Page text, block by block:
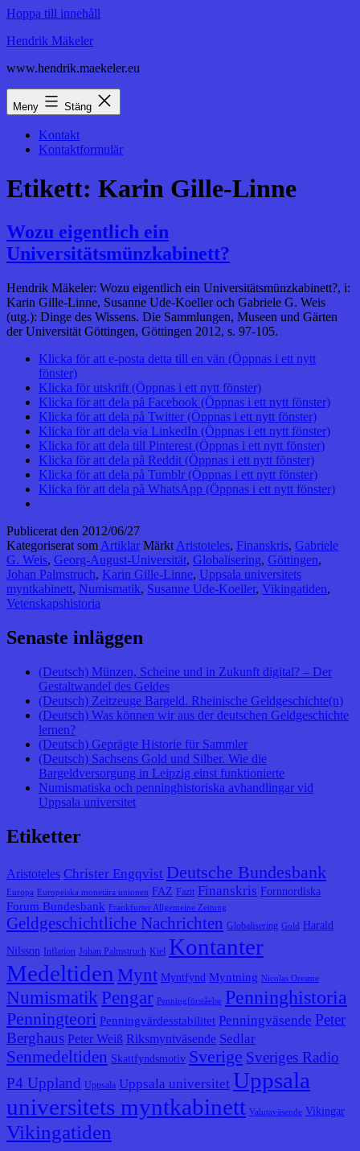
Hoppa till innehåll
Hendrik Mäkeler
www.hendrik.maekeler.eu
Meny Stäng
Kontakt
Kontaktformulär
Etikett: Karin Gille-Linne
Wozu eigentlich ein
Universitätsmünzkabinett?
Hendrik Mäkeler: Wozu eigentlich ein Universitätsmünzkabinett?, i:
Karin Gille-Linne, Susanne Ude-Koeller och Gabriele G. Weis
(utg.): Dinge des Wissens. Die Sammlungen, Museen und Gärten
der Universität Göttingen, Göttingen 2012, s. 97-105.
Klicka för att e-posta detta till en vän (Öppnas i ett nytt
fönster)
Klicka för utskrift (Öppnas i ett nytt fönster)
Klicka för att dela på Facebook (Öppnas i ett nytt fönster)
Klicka för att dela på Twitter (Öppnas i ett nytt fönster)
Klicka för att dela via LinkedIn (Öppnas i ett nytt fönster)
Klicka för att dela till Pinterest (Öppnas i ett nytt fönster)
Klicka för att dela på Reddit (Öppnas i ett nytt fönster)
Klicka för att dela på Tumblr (Öppnas i ett nytt fönster)
Klicka för att dela på WhatsApp (Öppnas i ett nytt fönster)
Publicerat den 2012/06/27
Kategoriserat som Artiklar Märkt Aristoteles, Finanskris, Gabriele
G. Weis, Georg-August-Universität, Globalisering, Göttingen,
Johan Palmstruch, Karin Gille-Linne, Uppsala universitets
myntkabinett, Numismatik, Susanne Ude-Koeller, Vikingatiden,
Vetenskapshistoria
Senaste inläggen
(Deutsch) Münzen, Scheine und in Zukunft digital? – Der
Gestaltwandel des Geldes
(Deutsch) Zeitzeuge Bargeld. Rheinische Geldgeschichte(n)
(Deutsch) Was können wir aus der deutschen Geldgeschichte
lernen?
(Deutsch) Geprägte Historie für Sammler
(Deutsch) Sachsens Gold und Silber. Wie die
Bargeldversorgung in Leipzig einst funktionierte
Numismatiska och penninghistoriska avhandlingar vid
Uppsala universitet
Etiketter
Aristoteles Christer Engqvist Deutsche Bundesbank
Europa Europeiska monetära unionen FAZ Fazit Finanskris Fornnordiska
Forum Bundesbank Frankfurter Allgemeine Zeitung
Geldgeschichtliche Nachrichten Globalisering Gold Harald
Nilsson Inflation Johan Palmstruch Kiel Kontanter
Medeltiden Mynt Myntfynd Myntning Nicolas Oresme
Numismatik Pengar Penningförståelse Penninghistoria
Penningteori Penningvärdesstabilitet Penningväsende Peter
Berghaus Peter Weiß Riksmyntväsende Sedlar
Senmedeltiden Skattfyndsmotiv Sverige Sveriges Radio
P4 Uppland Uppsala Uppsala universitet Uppsala
universitets myntkabinett Valutaväsende Vikingar
Vikingatiden